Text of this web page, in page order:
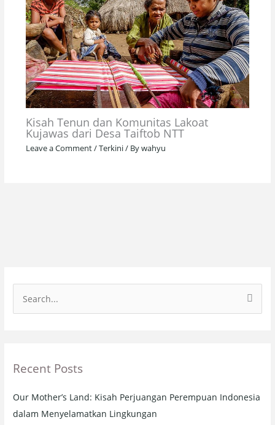
Kisah Tenun dan Komunitas Lakoat
Kujawas dari Desa Taiftob NTT
Leave a Comment/Terkini/ Bywahyu
e
c
f
o
Recent Posts
Our Mother’s Land: Kisah Perjuangan Perempuan Indonesia
dalam Menyelamatkan Lingkungan